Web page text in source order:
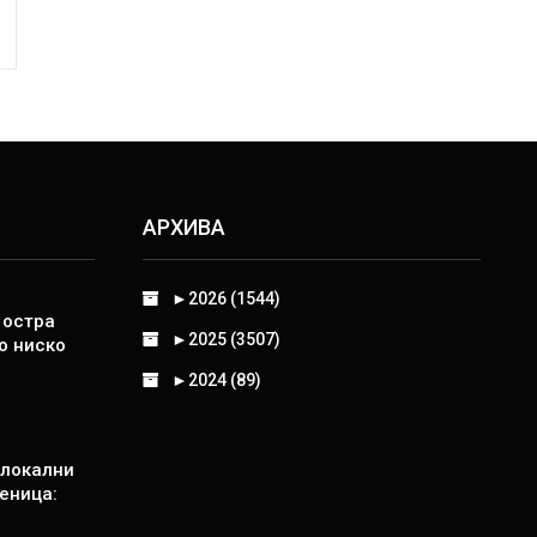
ниско
АРХИВА
► 2026 (1544)
► 2025 (3507)
► 2024 (89)